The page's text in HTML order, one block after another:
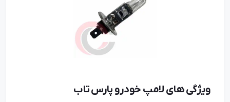
ویژگی های لامپ خودرو پارس تاب